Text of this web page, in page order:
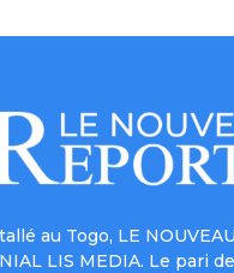
au Togo, LE
LIS MEDIA. Le pari